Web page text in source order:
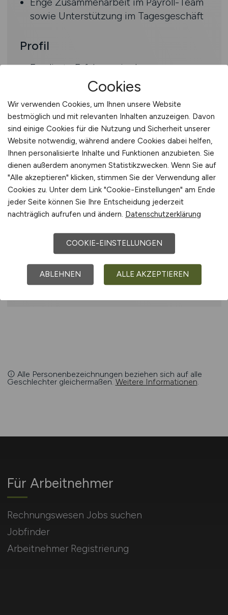
sowie Unterstützung im Tagesgeschäft
Profil
Fundierte Erfahrung in der
Entgeltabrechnung zwingend
Fundierte Kenntnisse im Bereich
Lohnsteuer- und
Sozialversicherungsrecht
Erfahrung mit SAP von Vorteil, aber kein
Muss
Strukturierte, zuverlässige und
selbstständige Arbeitsweise
Sehr gute Deutschkenntnisse
Benefits
30 Tage Urlaub
Arbeitszeitkonto
Unterstützung beim Job Ticket
Alle Personenbezeichnungen beziehen sich auf alle
Geschlechter gleichermaßen. Weitere Informationen
Für Arbeitnehmer
Rechnungswesen Jobs suchen
Jobfinder
Arbeitnehmer Registrierung
Cookies
Wir verwenden Cookies, um Ihnen unsere Website
bestmöglich und mit relevanten Inhalten anzuzeigen. Davon
sind einige Cookies für die Nutzung und Sicherheit unserer
Website notwendig, während andere Cookies dabei helfen,
Ihnen personalisierte Inhalte und Funktionen anzubieten. Sie
dienen außerdem anonymen Statistikzwecken. Wenn Sie auf
"Alle akzeptieren" klicken, stimmen Sie der Verwendung aller
Cookies zu. Unter dem Link "Cookie-Einstellungen" am Ende
jeder Seite können Sie Ihre Entscheidung jederzeit
nachträglich aufrufen und ändern. Datenschutzerklärung
COOKIE-EINSTELLUNGEN
ABLEHNEN ALLE AKZEPTIEREN